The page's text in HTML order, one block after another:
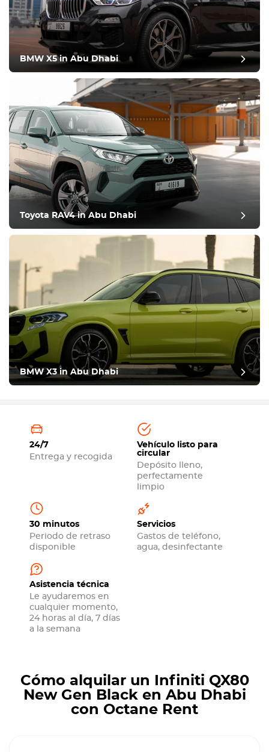
BMW X5 in Abu Dhabi
Toyota RAV4 in Abu Dhabi
BMW X3 in Abu Dhabi
24/7
Entrega y recogida
Vehículo listo para
circular
Depósito lleno,
perfectamente
limpio
30 minutos
Periodo de retraso
disponible
Servicios
Gastos de teléfono,
agua, desinfectante
Asistencia técnica
Le ayudaremos en
cualquier momento,
24 horas al día, 7 días
a la semana
Cómo alquilar un Infiniti QX80
New Gen Black en Abu Dhabi
con Octane Rent